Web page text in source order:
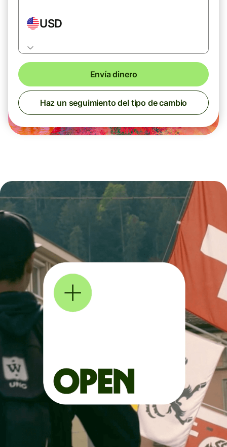
USD
Envía dinero
Haz un seguimiento del tipo de cambio